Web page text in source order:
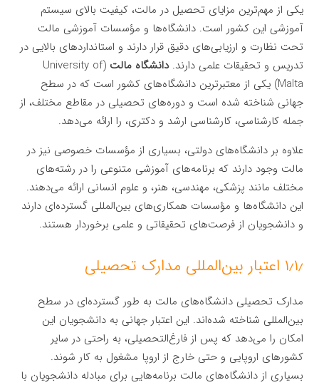
یکی از مهم‌ترین مزایای تحصیل در مالت، کیفیت بالای سیستم
آموزشی این کشور است. دانشگاه‌ها و مؤسسات آموزشی مالت
تحت نظارت و ارزیابی‌های دقیق قرار دارند و استانداردهای بالایی در
تدریس و تحقیقات علمی دارند.دانشگاه مالت (University of
Malta) یکی از معتبرترین دانشگاه‌های کشور است که در سطح
جهانی شناخته شده است و دوره‌های تحصیلی در مقاطع مختلف، از
جمله کارشناسی، کارشناسی ارشد و دکتری، را ارائه می‌دهد.
علاوه بر دانشگاه‌های دولتی، بسیاری از مؤسسات خصوصی نیز در
مالت وجود دارند که برنامه‌های آموزشی متنوعی را در رشته‌های
مختلف مانند پزشکی، مهندسی، هنر، و علوم انسانی ارائه می‌دهند.
این دانشگاه‌ها و مؤسسات همکاری‌های بین‌المللی گسترده‌ای دارند
و دانشجویان از فرصت‌های تحقیقاتی و علمی برخوردار هستند.
۱٫۱٫ اعتبار بین‌المللی مدارک تحصیلی
مدارک تحصیلی دانشگاه‌های مالت به طور گسترده‌ای در سطح
بین‌المللی شناخته شده‌اند. این اعتبار جهانی به دانشجویان این
امکان را می‌دهد که پس از فارغ‌التحصیلی، به راحتی در سایر
کشورهای اروپایی و حتی خارج از اروپا مشغول به کار شوند.
بسیاری از دانشگاه‌های مالت برنامه‌هایی برای مبادله دانشجویان با